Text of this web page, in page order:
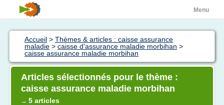
Menu
Accueil > Thèmes & articles : caisse assurance
maladie > caisse d'assurance maladie morbihan >
caisse assurance maladie morbihan
Articles sélectionnés pour le thème :
caisse assurance maladie morbihan
→ 5 articles